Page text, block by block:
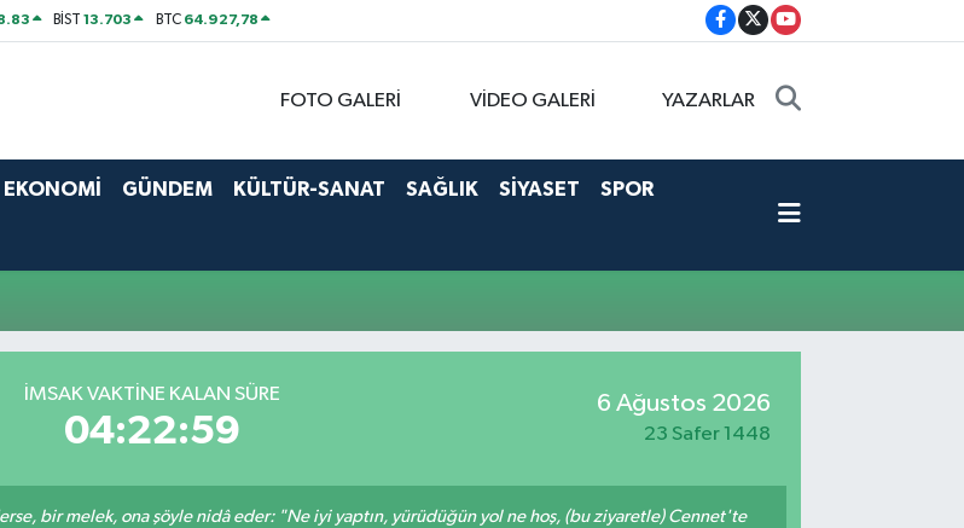
BİST13.703 BTC 64.927,78
FOTO GALERİ VİDEO GALERİ YAZARLAR
EKONOMİ GÜNDEM KÜLTÜR-SANAT SAĞLIK SİYASET SPOR
İMSAK VAKTINE KALAN SÜRE
04:22:58
6 Ağustos 2026
23 Safer 1448
bir melek, ona şöyle nidâ eder: "Ne iyi yaptın, yürüdüğün yol ne hoş, (bu ziyaretle) Cennet'te